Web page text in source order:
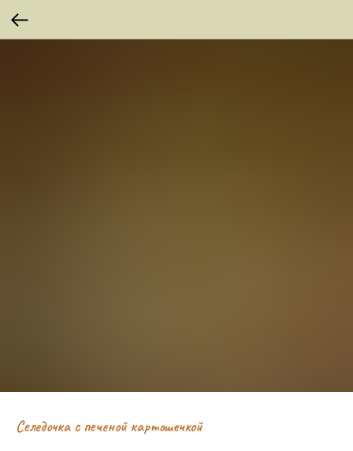
Селедочка с печеной картошечкой